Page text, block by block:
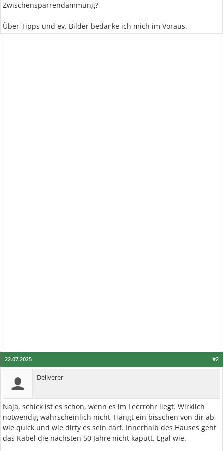
Zwischensparrendämmung?
Über Tipps und ev. Bilder bedanke ich mich im Voraus.
#2
22.07.2025
Deliverer
Naja, schick ist es schon, wenn es im Leerrohr liegt. Wirklich
notwendig wahrscheinlich nicht. Hängt ein bisschen von dir ab,
wie quick und wie dirty es sein darf. Innerhalb des Hauses geht
das Kabel die nächsten 50 Jahre nicht kaputt. Egal wie.